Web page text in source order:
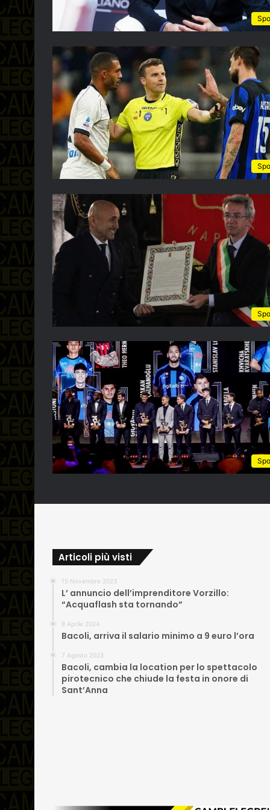
Articoli più visti
15 Novembre 2023
L’ annuncio dell’imprenditore Vorzillo:
“Acquaflash sta tornando”
8 Aprile 2024
Bacoli, arriva il salario minimo a 9 euro l’ora
7 Agosto 2023
Bacoli, cambia la location per lo spettacolo
pirotecnico che chiude la festa in onore di
Sant’Anna